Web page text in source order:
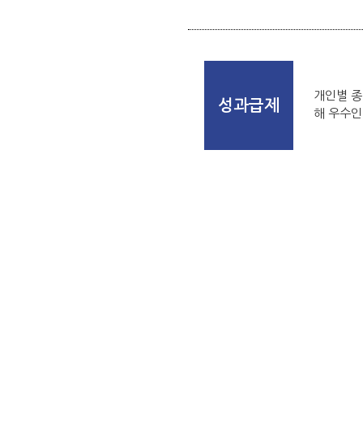
성과급제
개인별
해 우수